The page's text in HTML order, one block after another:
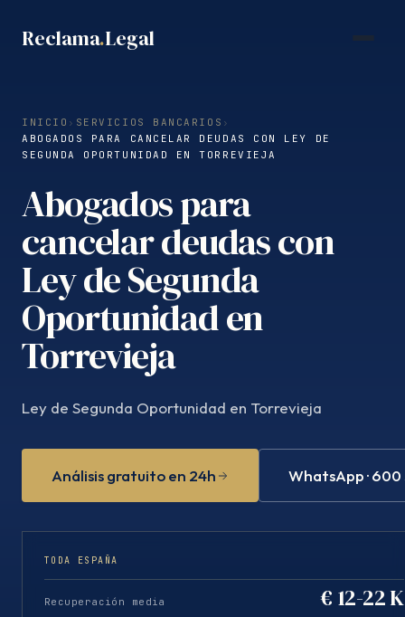
Reclama.Legal
INICIO › SERVICIOS BANCARIOS ›
ABOGADOS PARA CANCELAR DEUDAS CON LEY DE
SEGUNDA OPORTUNIDAD EN TORREVIEJA
Abogados para
cancelar deudas con
Ley de Segunda
Oportunidad en
Torrevieja
Ley de Segunda Oportunidad en Torrevieja
Análisis gratuito en 24h WhatsApp ·
TODA ESPAÑA
Recuperación media € 12-22 K